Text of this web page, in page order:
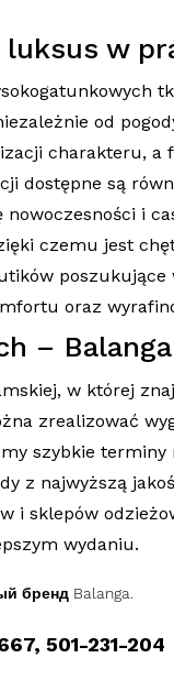
w
od
charakteru, a
dostępne są
i
czemu jest
poszukujące
oraz
–
w której
zrealizować
szybkie terminy
z najwyższą
i sklepów
wydaniu.
бренд Balanga.
501-231-204